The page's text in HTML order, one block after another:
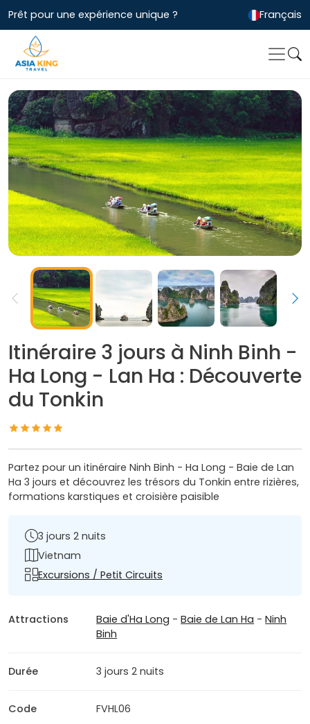
Prêt pour une expérience unique ? Français
Itinéraire 3 jours à Ninh Binh -
Ha Long - Lan Ha : Découverte
du Tonkin
Partez pour un itinéraire Ninh Binh - Ha Long - Baie de Lan
Ha 3 jours et découvrez les trésors du Tonkin entre rizières,
formations karstiques et croisière paisible
3 jours 2 nuits
Vietnam
Excursions / Petit Circuits
Attractions Baie d'Ha Long -Baie de Lan Ha -Ninh
Binh
Durée 3 jours 2 nuits
Code FVHL06